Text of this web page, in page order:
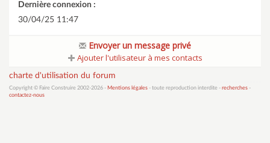
Dernière connexion :
30/04/25 11:47
Envoyer un message privé
Ajouter l'utilisateur à mes contacts
charte d'utilisation du forum
Copyright © Faire Construire 2002-2026 - Mentions légales - toute reproduction interdite - recherches -
contactez-nous